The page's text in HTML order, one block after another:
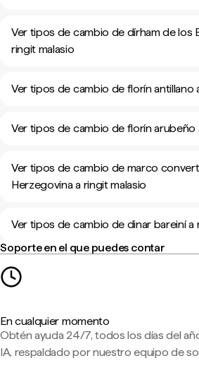
Ver tipos de cambio de dírham de los
ringit malasio
Ver tipos de cambio de florín antillano
Ver tipos de cambio de florín arubeño
Ver tipos de cambio de marco
Herzegovina a ringit malasio
Ver tipos de cambio de dinar bareiní a
Soporte en el que puedes contar
En cualquier momento
Obtén ayuda 24/7, todos los días del
IA, respaldado por nuestro equipo de